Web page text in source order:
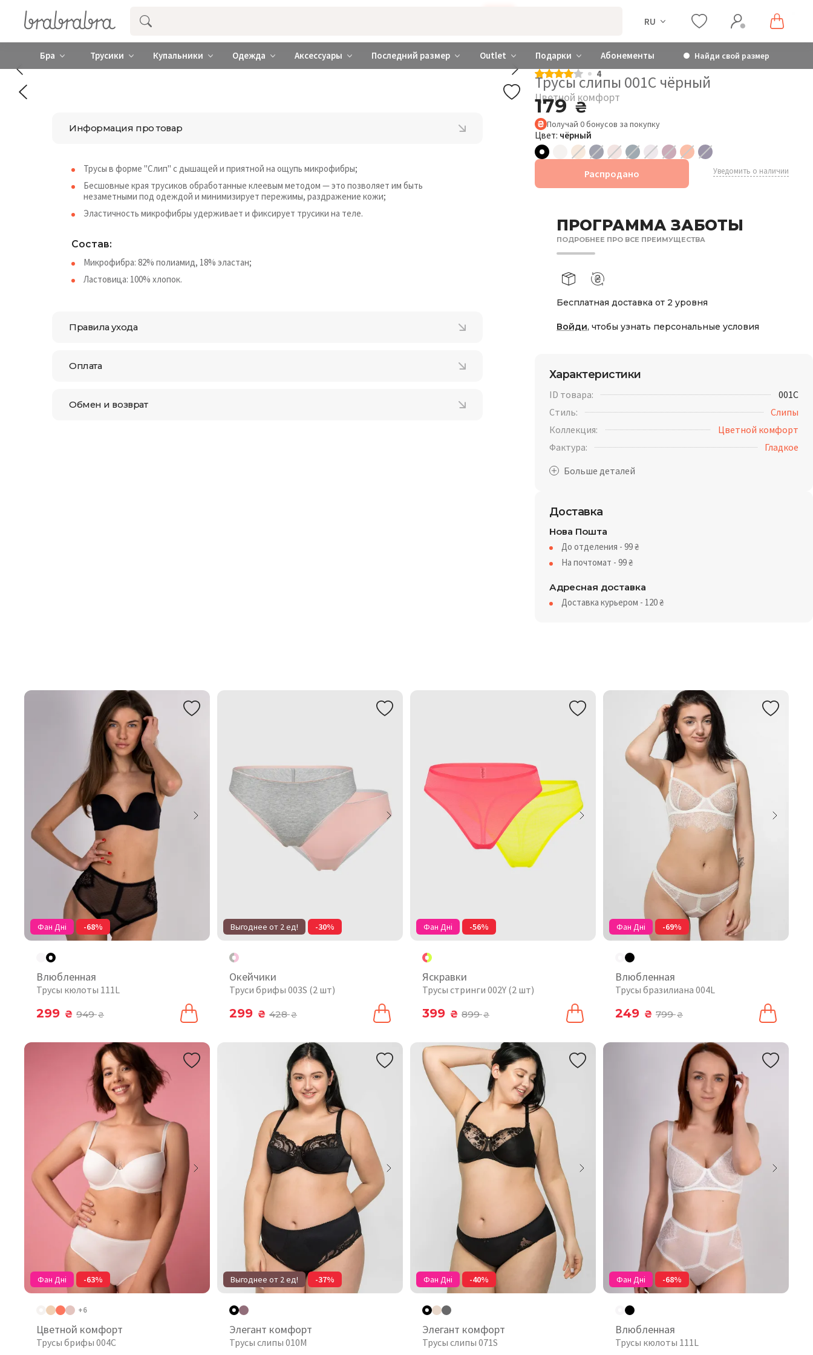
Купить нижнее женское белье ❤️ brabrabra ❤️ Киев и Украина RU
Бра Трусики Купальники Одежда Аксессуары Последний размер Outlet Подарки Абонементы Найди свой размер
4
Трусы слипы 001C чёрный
Цветной комфорт
179₴
Получай 0бонусов за покупку
Цвет: чёрный
Распродано Уведомить о наличии
ПРОГРАММА ЗАБОТЫ
ПОДРОБНЕЕ ПРО ВСЕ ПРЕИМУЩЕСТВА
Бесплатная доставка от 2 уровня
Войди, чтобы узнать персональные условия
Характеристики
ID товара:
001C
Стиль:
Слипы
Коллекция:
Цветной комфорт
Фактура:
Гладкое
Доставка
Нова Пошта
До отделения - 99₴
На почтомат - 99₴
Адресная доставка
Доставка курьером - 120₴
Информация про товар
Трусы в форме "Слип" с дышащей и приятной на ощупь микрофибры;
Бесшовные края трусиков обработанные клеевым методом — это позволяет им быть
незаметными под одеждой и минимизирует пережимы, раздражение кожи;
Эластичность микрофибры удерживает и фиксирует трусики на теле.
Состав:
Микрофибра: 82% полиамид, 18% эластан;
Ластовица: 100% хлопок.
Правила ухода
Оплата
Обмен и возврат
Фан Дні -68%
Влюбленная
Трусы кюлоты 111L
299 ₴ 949₴
Выгоднее от 2 ед! -30%
Окейчики
Труси брифы 003S (2 шт)
299 ₴ 428₴
Фан Дні -56%
Яскравки
Трусы стринги 002Y (2 шт)
399 ₴ 899₴
Фан Дні -69%
Влюбленная
Трусы бразилиана 004L
249 ₴ 799₴
Фан Дні -63%
+6
Цветной комфорт
Трусы брифы 004C
Выгоднее от 2 ед! -37%
Элегант комфорт
Трусы слипы 010М
Фан Дні -40%
Элегант комфорт
Трусы слипы 071S
Фан Дні -68%
Влюбленная
Трусы кюлоты 111L